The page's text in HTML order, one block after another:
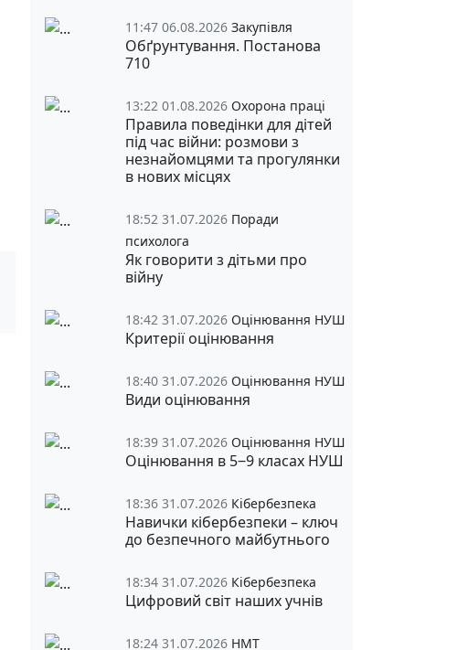
11:47 06.08.2026 Закупівля
Обґрунтування. Постанова
710
13:22 01.08.2026 Охорона праці
Правила поведінки для дітей
під час війни: розмови з
незнайомцями та прогулянки
в нових місцях
18:52 31.07.2026 Поради
психолога
Як говорити з дітьми про
війну
18:42 31.07.2026 Оцінювання НУШ
Критерії оцінювання
18:40 31.07.2026 Оцінювання НУШ
Види оцінювання
18:39 31.07.2026 Оцінювання НУШ
Оцінювання в 5‒9 класах НУШ
18:36 31.07.2026 Кібербезпека
Навички кібербезпеки – ключ
до безпечного майбутнього
18:34 31.07.2026 Кібербезпека
Цифровий світ наших учнів
18:24 31.07.2026 НМТ